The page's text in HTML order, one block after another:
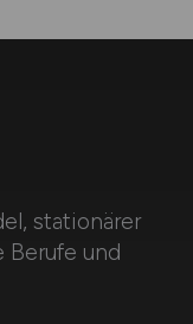
stationärer
Berufe und